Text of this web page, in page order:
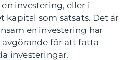
investering, eller i
kapital som satsats. Det är
en investering har
avgörande för att fatta
investeringar.